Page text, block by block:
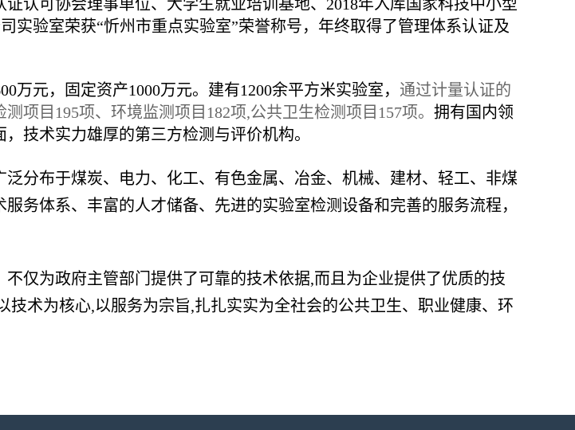
认可协会理事单位、大学生就业培训基地、2018年入库国家科技中小型
实验室荣获“忻州市重点实验室”荣誉称号，年终取得了管理体系认证及
万元，固定资产1000万元。建有1200余平方米实验室， 通过计量认证的
项目195项、环境监测项目182项,公共卫生检测项目157项。 拥有国内领
技术实力雄厚的第三方检测与评价机构。
分布于煤炭、电力、化工、有色金属、冶金、机械、建材、轻工、非煤
务体系、丰富的人才储备、先进的实验室检测设备和完善的服务流程，
仅为政府主管部门提供了可靠的技术依据,而且为企业提供了优质的技
术为核心,以服务为宗旨,扎扎实实为全社会的公共卫生、职业健康、环